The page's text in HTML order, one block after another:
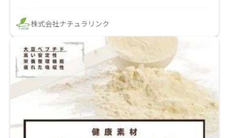
認証取得原料です。
株式会社ナチュラリンク